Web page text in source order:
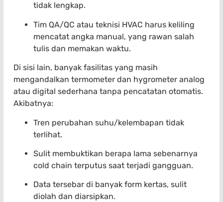
tidak lengkap.
Tim QA/QC atau teknisi HVAC harus keliling
mencatat angka manual, yang rawan salah
tulis dan memakan waktu.
Di sisi lain, banyak fasilitas yang masih
mengandalkan termometer dan hygrometer analog
atau digital sederhana tanpa pencatatan otomatis.
Akibatnya:
Tren perubahan suhu/kelembapan tidak
terlihat.
Sulit membuktikan berapa lama sebenarnya
cold chain terputus saat terjadi gangguan.
Data tersebar di banyak form kertas, sulit
diolah dan diarsipkan.